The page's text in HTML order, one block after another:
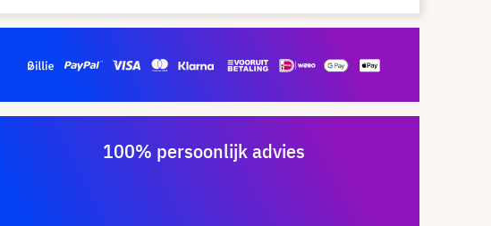
100% persoonlijk advies